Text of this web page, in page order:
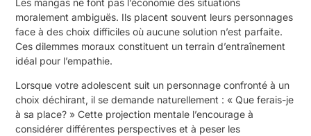
Les mangas ne font pas l’économie des situations
moralement ambiguës. Ils placent souvent leurs personnages
face à des choix difficiles où aucune solution n’est parfaite.
Ces dilemmes moraux constituent un terrain d’entraînement
idéal pour l’empathie.
Lorsque votre adolescent suit un personnage confronté à un
choix déchirant, il se demande naturellement : « Que ferais-je
à sa place? » Cette projection mentale l’encourage à
considérer différentes perspectives et à peser les